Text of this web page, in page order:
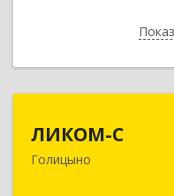
ЛИКОМ-С
Голицыно143040,